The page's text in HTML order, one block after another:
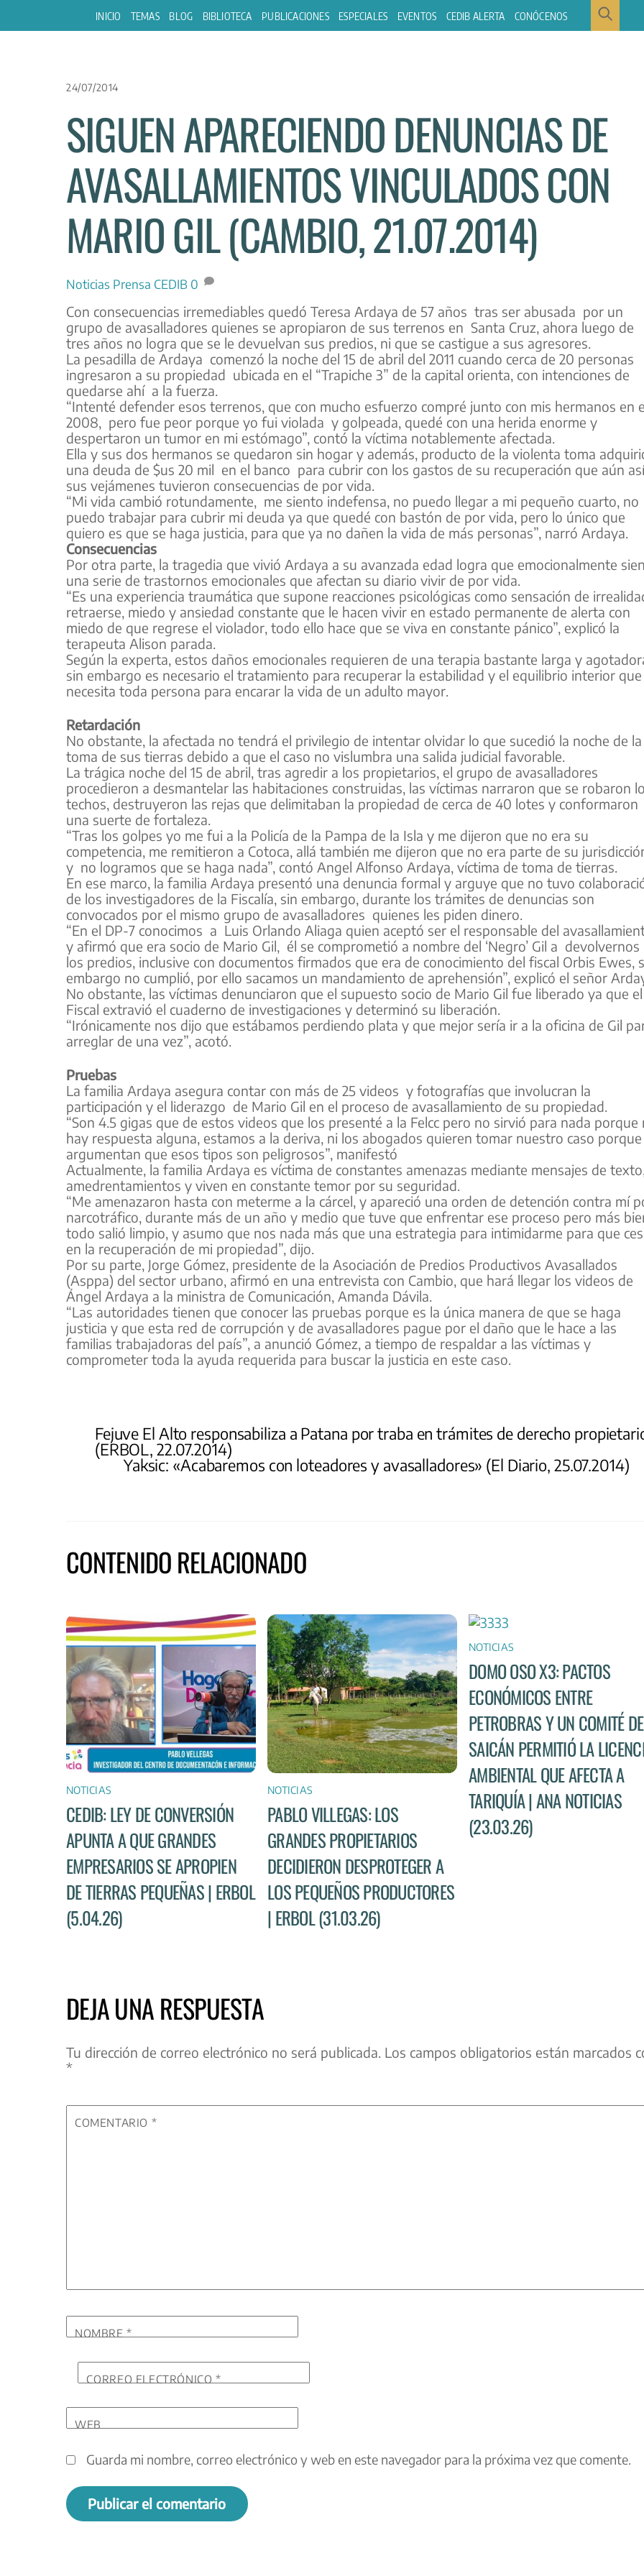
INICIO TEMAS BLOG BIBLIOTECA PUBLICACIONES ESPECIALES EVENTOS CEDIB ALERTA CONÓCENOS
24/07/2014
SIGUEN APARECIENDO DENUNCIAS DE
AVASALLAMIENTOS VINCULADOS CON
MARIO GIL (CAMBIO, 21.07.2014)
Noticias Prensa CEDIB 0
Con consecuencias irremediables quedó Teresa Ardaya de 57 años tras ser abusada por un
grupo de avasalladores quienes se apropiaron de sus terrenos en Santa Cruz, ahora luego de
tres años no logra que se le devuelvan sus predios, ni que se castigue a sus agresores.
La pesadilla de Ardaya comenzó la noche del 15 de abril del 2011 cuando cerca de 20 personas
ingresaron a su propiedad ubicada en el “Trapiche 3” de la capital orienta, con intenciones de
quedarse ahí a la fuerza.
“Intenté defender esos terrenos, que con mucho esfuerzo compré junto con mis hermanos en
2008, pero fue peor porque yo fui violada y golpeada, quedé con una herida enorme y
despertaron un tumor en mi estómago”, contó la víctima notablemente afectada.
Ella y sus dos hermanos se quedaron sin hogar y además, producto de la violenta toma
una deuda de $us 20 mil en el banco para cubrir con los gastos de su recuperación que aún así
sus vejámenes tuvieron consecuencias de por vida.
“Mi vida cambió rotundamente, me siento indefensa, no puedo llegar a mi pequeño cuarto, no
puedo trabajar para cubrir mi deuda ya que quedé con bastón de por vida, pero lo único que
quiero es que se haga justicia, para que ya no dañen la vida de más personas”, narró Ardaya.
Consecuencias
Por otra parte, la tragedia que vivió Ardaya a su avanzada edad logra que emocionalmente
una serie de trastornos emocionales que afectan su diario vivir de por vida.
“Es una experiencia traumática que supone reacciones psicológicas como sensación de
retraerse, miedo y ansiedad constante que le hacen vivir en estado permanente de alerta con
miedo de que regrese el violador, todo ello hace que se viva en constante pánico”, explicó la
terapeuta Alison parada.
Según la experta, estos daños emocionales requieren de una terapia bastante larga y
sin embargo es necesario el tratamiento para recuperar la estabilidad y el equilibrio interior que
necesita toda persona para encarar la vida de un adulto mayor.
Retardación
No obstante, la afectada no tendrá el privilegio de intentar olvidar lo que sucedió la noche de la
toma de sus tierras debido a que el caso no vislumbra una salida judicial favorable.
La trágica noche del 15 de abril, tras agredir a los propietarios, el grupo de avasalladores
procedieron a desmantelar las habitaciones construidas, las víctimas narraron que se robaron
techos, destruyeron las rejas que delimitaban la propiedad de cerca de 40 lotes y conformaron
una suerte de fortaleza.
“Tras los golpes yo me fui a la Policía de la Pampa de la Isla y me dijeron que no era su
competencia, me remitieron a Cotoca, allá también me dijeron que no era parte de su
y no logramos que se haga nada”, contó Angel Alfonso Ardaya, víctima de toma de tierras.
En ese marco, la familia Ardaya presentó una denuncia formal y arguye que no tuvo
de los investigadores de la Fiscalía, sin embargo, durante los trámites de denuncias son
convocados por el mismo grupo de avasalladores quienes les piden dinero.
“En el DP-7 conocimos a Luis Orlando Aliaga quien aceptó ser el responsable del
y afirmó que era socio de Mario Gil, él se comprometió a nombre del ‘Negro’ Gil a devolvernos
los predios, inclusive con documentos firmados que era de conocimiento del fiscal Orbis Ewes,
embargo no cumplió, por ello sacamos un mandamiento de aprehensión”, explicó el señor
No obstante, las víctimas denunciaron que el supuesto socio de Mario Gil fue liberado ya que el
Fiscal extravió el cuaderno de investigaciones y determinó su liberación.
“Irónicamente nos dijo que estábamos perdiendo plata y que mejor sería ir a la oficina de Gil
arreglar de una vez”, acotó.
Pruebas
La familia Ardaya asegura contar con más de 25 videos y fotografías que involucran la
participación y el liderazgo de Mario Gil en el proceso de avasallamiento de su propiedad.
“Son 4.5 gigas que de estos videos que los presenté a la Felcc pero no sirvió para nada porque
hay respuesta alguna, estamos a la deriva, ni los abogados quieren tomar nuestro caso porque
argumentan que esos tipos son peligrosos”, manifestó
Actualmente, la familia Ardaya es víctima de constantes amenazas mediante mensajes de
amedrentamientos y viven en constante temor por su seguridad.
“Me amenazaron hasta con meterme a la cárcel, y apareció una orden de detención contra mí
narcotráfico, durante más de un año y medio que tuve que enfrentar ese proceso pero más
todo salió limpio, y asumo que nos nada más que una estrategia para intimidarme para que
en la recuperación de mi propiedad”, dijo.
Por su parte, Jorge Gómez, presidente de la Asociación de Predios Productivos Avasallados
(Asppa) del sector urbano, afirmó en una entrevista con Cambio, que hará llegar los videos de
Ángel Ardaya a la ministra de Comunicación, Amanda Dávila.
“Las autoridades tienen que conocer las pruebas porque es la única manera de que se haga
justicia y que esta red de corrupción y de avasalladores pague por el daño que le hace a las
familias trabajadoras del país”, a anunció Gómez, a tiempo de respaldar a las víctimas y
comprometer toda la ayuda requerida para buscar la justicia en este caso.
Fejuve El Alto responsabiliza a Patana por traba en trámites de derecho
(ERBOL, 22.07.2014)
Yaksic: «Acabaremos con loteadores y avasalladores» (El Diario, 25.07.2014)
CONTENIDO RELACIONADO
NOTICIAS
CEDIB: LEY DE CONVERSIÓN
APUNTA A QUE GRANDES
EMPRESARIOS SE APROPIEN
DE TIERRAS PEQUEÑAS | ERBOL
(5.04.26)
NOTICIAS
PABLO VILLEGAS: LOS
GRANDES PROPIETARIOS
DECIDIERON DESPROTEGER A
LOS PEQUEÑOS PRODUCTORES
| ERBOL (31.03.26)
NOTICIAS
DOMO OSO X3: PACTOS
ECONÓMICOS ENTRE
PETROBRAS Y UN COMITÉ DE
SAICÁN PERMITIÓ LA
AMBIENTAL QUE AFECTA A
TARIQUÍA | ANA NOTICIAS
(23.03.26)
DEJA UNA RESPUESTA
Tu dirección de correo electrónico no será publicada. Los campos obligatorios están marcados
*
COMENTARIO *
NOMBRE*
CORREO ELECTRÓNICO*
WEB
Guarda mi nombre, correo electrónico y web en este navegador para la próxima vez que comente.